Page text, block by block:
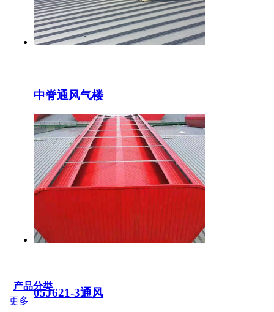
中脊通风气楼
05J621-3通风
产品分类
更多